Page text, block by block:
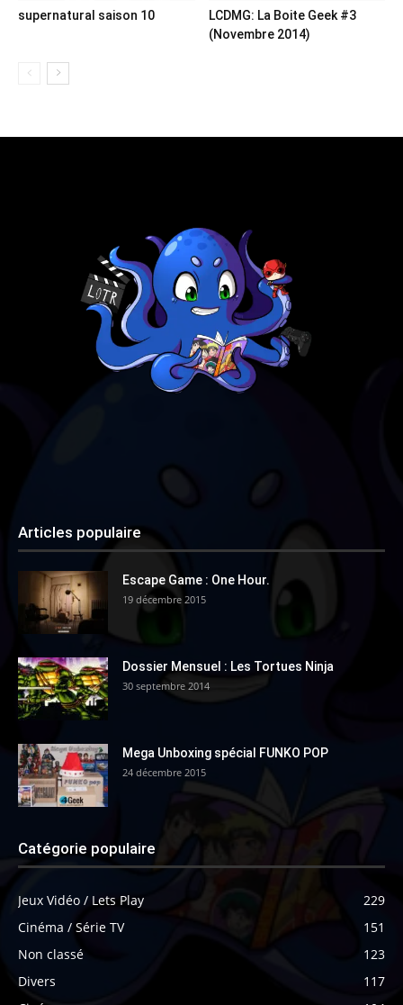
supernatural saison 10
LCDMG: La Boite Geek #3
(Novembre 2014)
Articles populaire
Escape Game : One Hour.
19 décembre 2015
Dossier Mensuel : Les Tortues Ninja
30 septembre 2014
Mega Unboxing spécial FUNKO POP
24 décembre 2015
Catégorie populaire
Jeux Vidéo / Lets Play
229
Cinéma / Série TV
151
Non classé
123
Divers
117